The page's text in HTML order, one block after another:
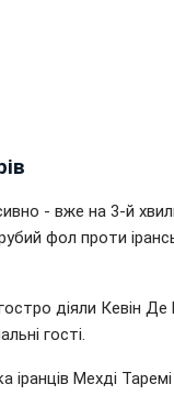
- вже на 3-й
фол проти
діяли Кевін
гості.
іранців Мехді